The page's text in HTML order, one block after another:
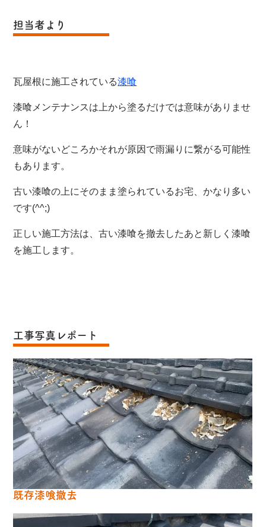
担当者より
瓦屋根に施工されている漆喰
漆喰メンテナンスは上から塗るだけでは意味がありませ
ん！
意味がないどころかそれが原因で雨漏りに繋がる可能性
もあります。
古い漆喰の上にそのまま塗られているお宅、かなり多い
です(^^;)
正しい施工方法は、古い漆喰を撤去したあと新しく漆喰
を施工します。
工事写真レポート
既存漆喰撤去